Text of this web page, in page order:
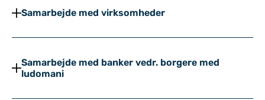
Samarbejde med virksomheder
Samarbejde med banker vedr. borgere med
ludomani